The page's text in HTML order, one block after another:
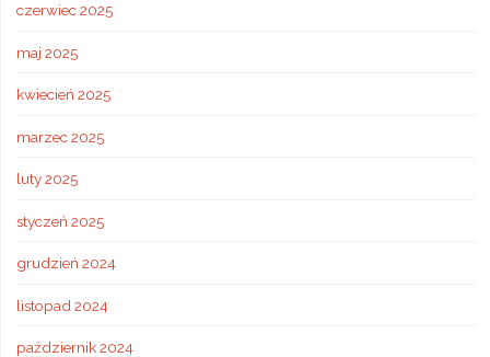
czerwiec 2025
maj 2025
kwiecień 2025
marzec 2025
luty 2025
styczeń 2025
grudzień 2024
listopad 2024
październik 2024